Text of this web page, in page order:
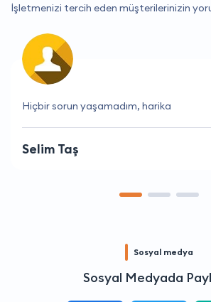
İşletmenizi tercih eden müşterilerinizin
Her zaman doğru zamanlama ve
Merve Aktaş
Sosyal medya
Sosyal Medyada